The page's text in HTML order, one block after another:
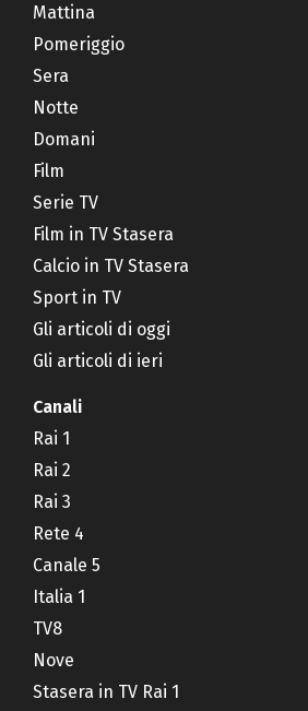
Mattina
Pomeriggio
Sera
Notte
Domani
Film
Serie TV
Film in TV Stasera
Calcio in TV Stasera
Sport in TV
Gli articoli di oggi
Gli articoli di ieri
Canali
Rai 1
Rai 2
Rai 3
Rete 4
Canale 5
Italia 1
TV8
Nove
Stasera in TV Rai 1